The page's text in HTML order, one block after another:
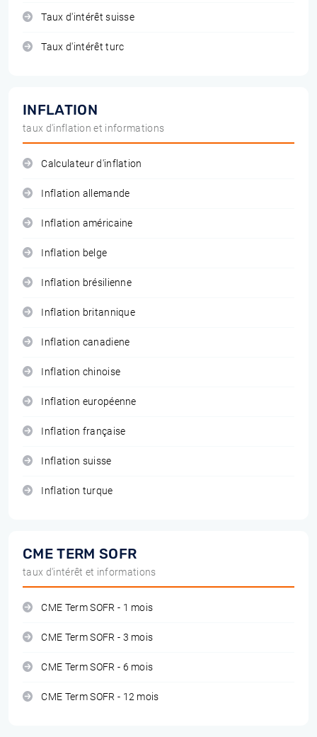
Taux d'intérêt suisse
Taux d'intérêt turc
INFLATION
taux d'inflation et informations
Calculateur d'inflation
Inflation allemande
Inflation américaine
Inflation belge
Inflation brésilienne
Inflation britannique
Inflation canadiene
Inflation chinoise
Inflation européenne
Inflation française
Inflation suisse
Inflation turque
CME TERM SOFR
taux d'intérêt et informations
CME Term SOFR - 1 mois
CME Term SOFR - 3 mois
CME Term SOFR - 6 mois
CME Term SOFR - 12 mois